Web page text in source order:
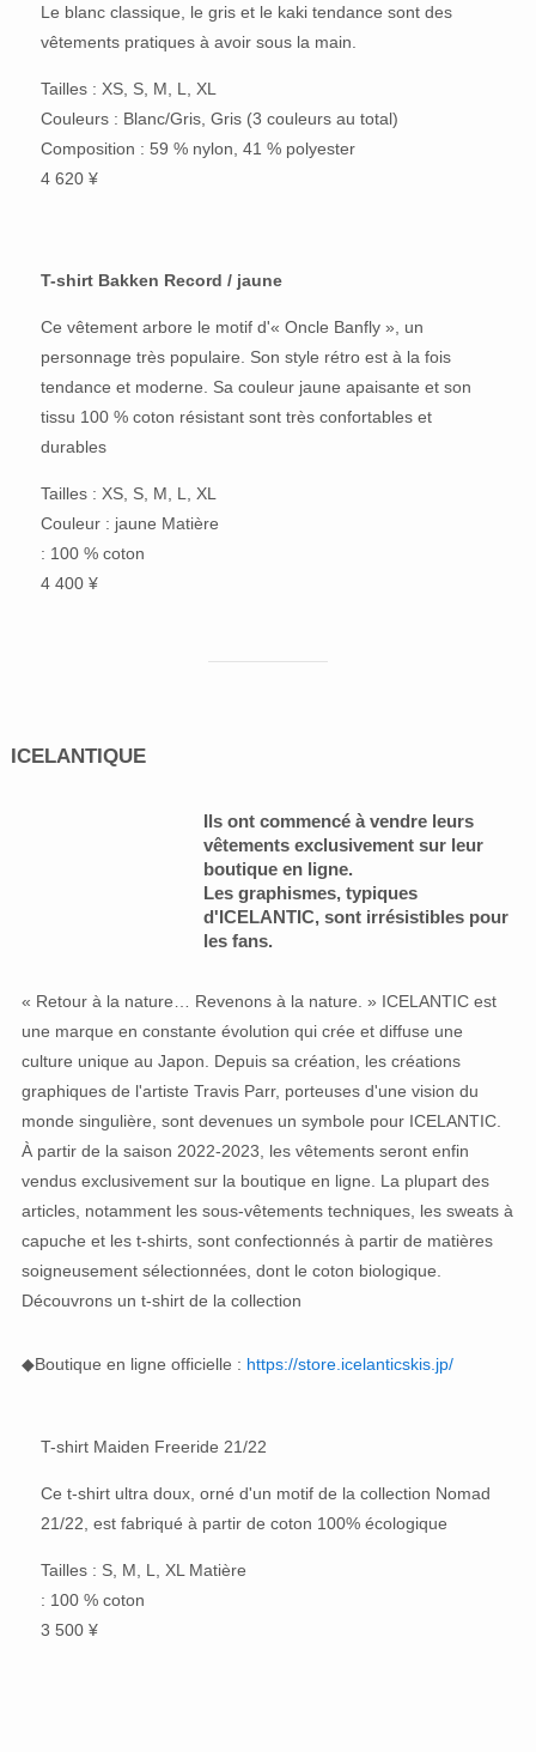
Le blanc classique, le gris et le kaki tendance sont des
vêtements pratiques à avoir sous la main.
Tailles : XS, S, M, L, XL
Couleurs : Blanc/Gris, Gris (3 couleurs au total)
Composition : 59 % nylon, 41 % polyester
4 620 ¥
T-shirt Bakken Record / jaune
Ce vêtement arbore le motif d'« Oncle Banfly », un
personnage très populaire. Son style rétro est à la fois
tendance et moderne. Sa couleur jaune apaisante et son
tissu 100 % coton résistant sont très confortables et
durables
Tailles : XS, S, M, L, XL
Couleur : jaune Matière
: 100 % coton
4 400 ¥
ICELANTIQUE
Ils ont commencé à vendre leurs
vêtements exclusivement sur leur
boutique en ligne.
Les graphismes, typiques
d'ICELANTIC, sont irrésistibles pour
les fans.
« Retour à la nature… Revenons à la nature. » ICELANTIC est
une marque en constante évolution qui crée et diffuse une
culture unique au Japon. Depuis sa création, les créations
graphiques de l'artiste Travis Parr, porteuses d'une vision du
monde singulière, sont devenues un symbole pour ICELANTIC.
À partir de la saison 2022-2023, les vêtements seront enfin
vendus exclusivement sur la boutique en ligne. La plupart des
articles, notamment les sous-vêtements techniques, les sweats à
capuche et les t-shirts, sont confectionnés à partir de matières
soigneusement sélectionnées, dont le coton biologique.
Découvrons un t-shirt de la collection
◆Boutique en ligne officielle : https://store.icelanticskis.jp/
T-shirt Maiden Freeride 21/22
Ce t-shirt ultra doux, orné d'un motif de la collection Nomad
21/22, est fabriqué à partir de coton 100% écologique
Tailles : S, M, L, XL Matière
: 100 % coton
3 500 ¥